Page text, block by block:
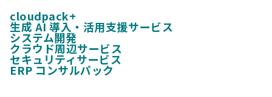
cloudpack+
生成 AI 導入・活用支援サービス
システム開発
クラウド周辺サービス
セキュリティサービス
ERP コンサルパック